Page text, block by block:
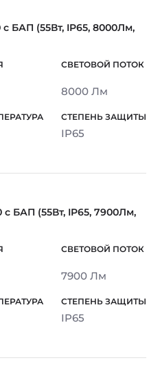
БАП (55Вт, IP65, 8000Лм,
8000 Лм
IP65
БАП (55Вт, IP65, 7900Лм,
7900 Лм
IP65